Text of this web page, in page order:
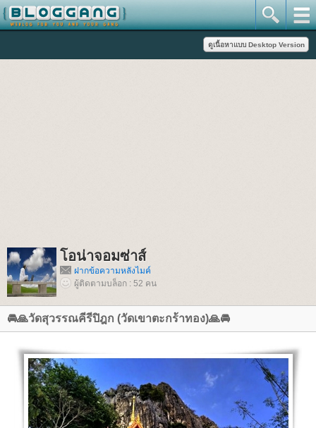
อน่าจอมซ่าส์
ฝากข้อความหลังไมค์
ผู้ติดตามบล็อก : 52 คน
🚘🙏วัดสุวรรณคีรีปิฎก (วัดเขาตะกร้าทอง)🙏🚘